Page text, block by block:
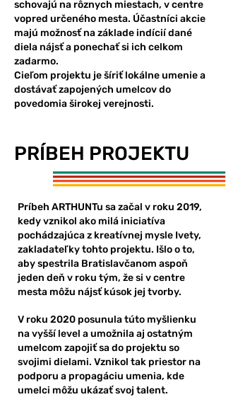
schovajú na rôznych miestach, v centre
vopred určeného mesta. Účastníci akcie
majú možnosť na základe indícií dané
diela nájsť a ponechať si ich celkom
zadarmo.
Cieľom projektu je šíriť lokálne umenie a
dostávať zapojených umelcov do
povedomia širokej verejnosti.
PRÍBEH PROJEKTU
Príbeh ARTHUNTu sa začal v roku 2019,
kedy vznikol ako milá iniciatíva
pochádzajúca z kreatívnej mysle Ivety,
zakladateľky tohto projektu. Išlo o to,
aby spestrila Bratislavčanom aspoň
jeden deň v roku tým, že si v centre
mesta môžu nájsť kúsok jej tvorby.
V roku 2020 posunula túto myšlienku
na vyšší level a umožnila aj ostatným
umelcom zapojiť sa do projektu so
svojimi dielami. Vznikol tak priestor na
podporu a propagáciu umenia, kde
umelci môžu ukázať svoj talent.